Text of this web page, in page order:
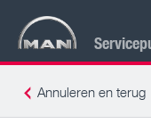
Annuleren en terug